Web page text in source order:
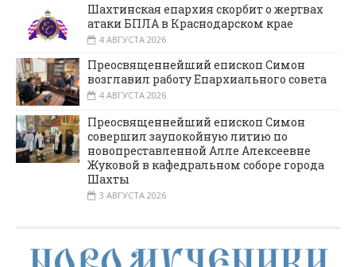
Шахтинская епархия скорбит о жертвах
атаки БПЛА в Краснодарском крае
4 АВГУСТА 2026
Преосвященнейший епископ Симон
возглавил работу Епархиального совета
4 АВГУСТА 2026
Преосвященнейший епископ Симон
совершил заупокойную литию по
новопреставленной Алле Алексеевне
Жуковой в кафедральном соборе города
Шахты
3 АВГУСТА 2026